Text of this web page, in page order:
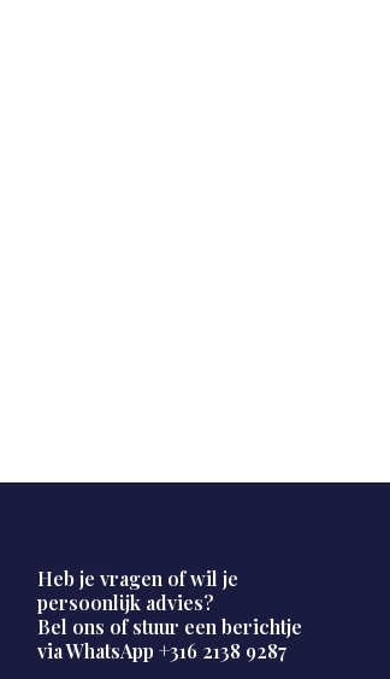
Heb je vragen of wil je
persoonlijk advies?
Bel ons of stuur een berichtje
via WhatsApp +316 2138 9287